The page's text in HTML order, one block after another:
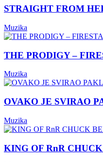
STRAIGHT FROM
Muzika
THE PRODIGY –
Muzika
OVAKO JE SVIRAO
Muzika
KING OF RnR